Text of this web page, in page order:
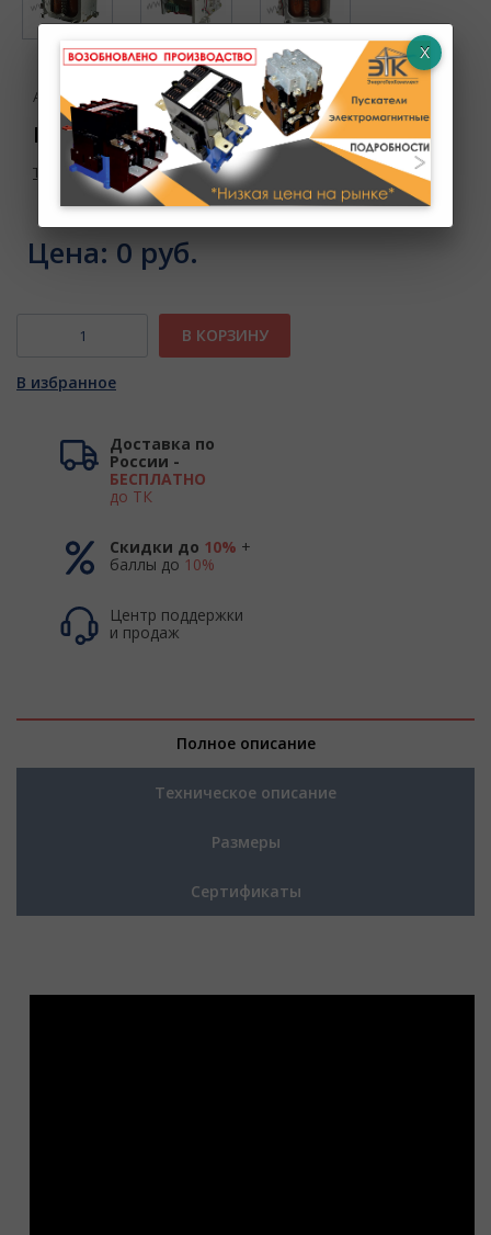
Артикул : УТ000003706
Контактор ВК49- 160 У3 110В
Товар в наличии
Цена: 0 руб.
В КОРЗИНУ
В избранное
Доставка по
России -
БЕСПЛАТНО
до ТК
Скидки до 10% +
баллы до 10%
Центр поддержки
и продаж
Полное описание
Техническое описание
Размеры
Сертификаты